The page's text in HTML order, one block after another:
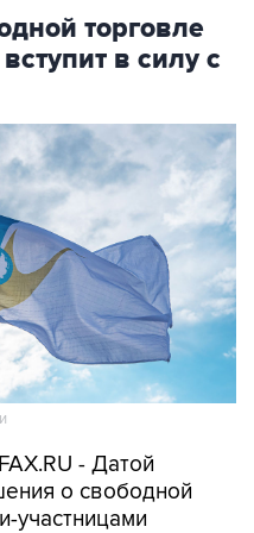
торговле
в силу с
- Датой
о свободной
участницами